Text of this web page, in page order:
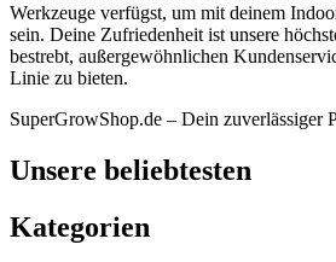
Werkzeuge verfügst, um mit deinem
sein. Deine Zufriedenheit ist unsere
bestrebt, außergewöhnlichen
Linie zu bieten.
SuperGrowShop.de – Dein zuverlässiger
Unsere beliebtesten
Kategorien